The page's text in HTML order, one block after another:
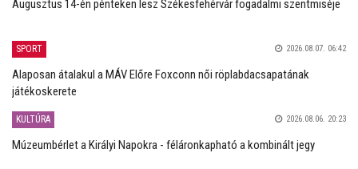
Augusztus 14-én pénteken lesz Székesfehérvár fogadalmi szentmiséje
SPORT 2026.08.07. 06:42
Alaposan átalakul a MÁV Előre Foxconn női röplabdacsapatának
játékoskerete
KULTÚRA 2026.08.06. 20:23
Múzeumbérlet a Királyi Napokra - féláronkapható a kombinált jegy